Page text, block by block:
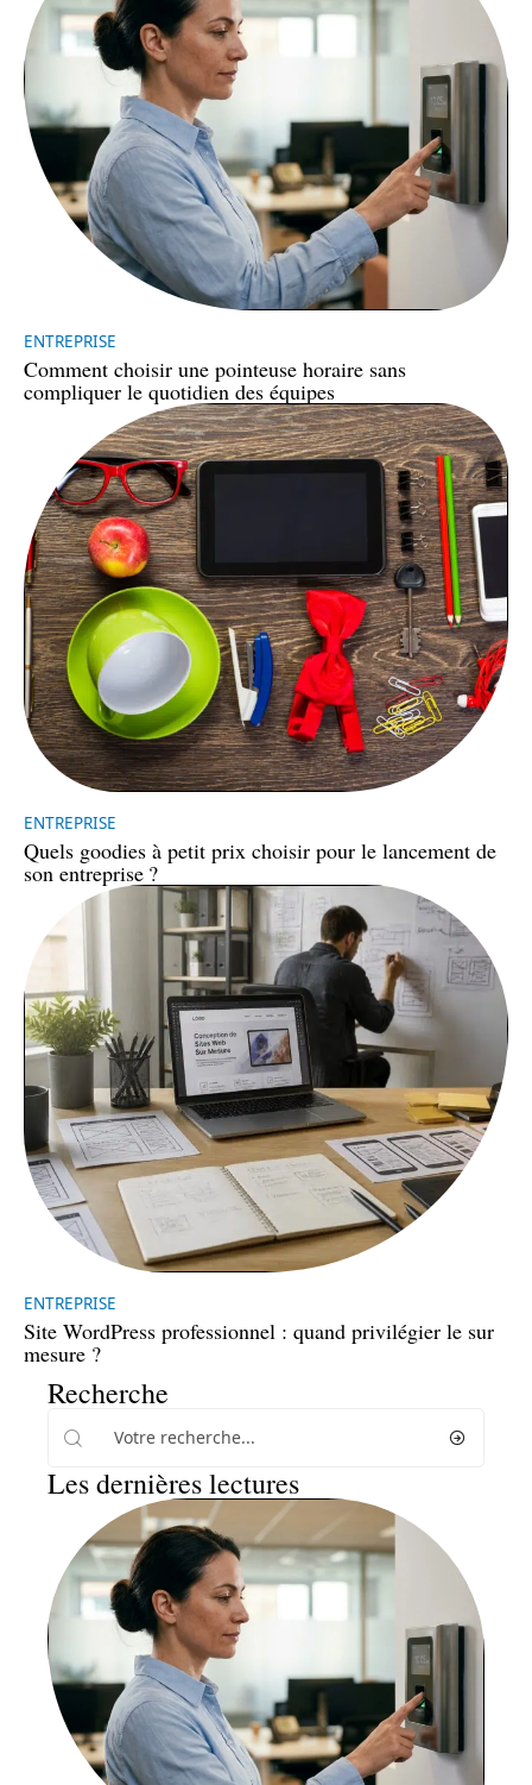
ENTREPRISE
Comment choisir une pointeuse horaire sans
compliquer le quotidien des équipes
ENTREPRISE
Quels goodies à petit prix choisir pour le lancement de
son entreprise ?
ENTREPRISE
Site WordPress professionnel : quand privilégier le sur
mesure ?
Recherche
Les dernières lectures